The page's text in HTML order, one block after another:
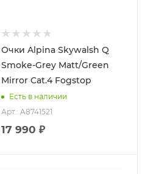
Очки Alpina Skywalsh Q
Smoke-Grey Matt/Green
Mirror Cat.4 Fogstop
Есть в наличии
Арт.: A8741521
17 990 ₽